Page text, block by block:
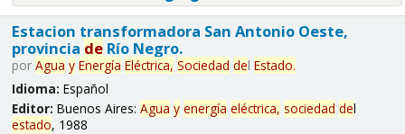
Estacion transformadora San Antonio Oeste,
provincia deRío Negro.
por Agua y Energía Eléctrica, Sociedad del Estado.
Idioma: Español
Editor: Buenos Aires: Agua y energía eléctrica, sociedad del
estado, 1988